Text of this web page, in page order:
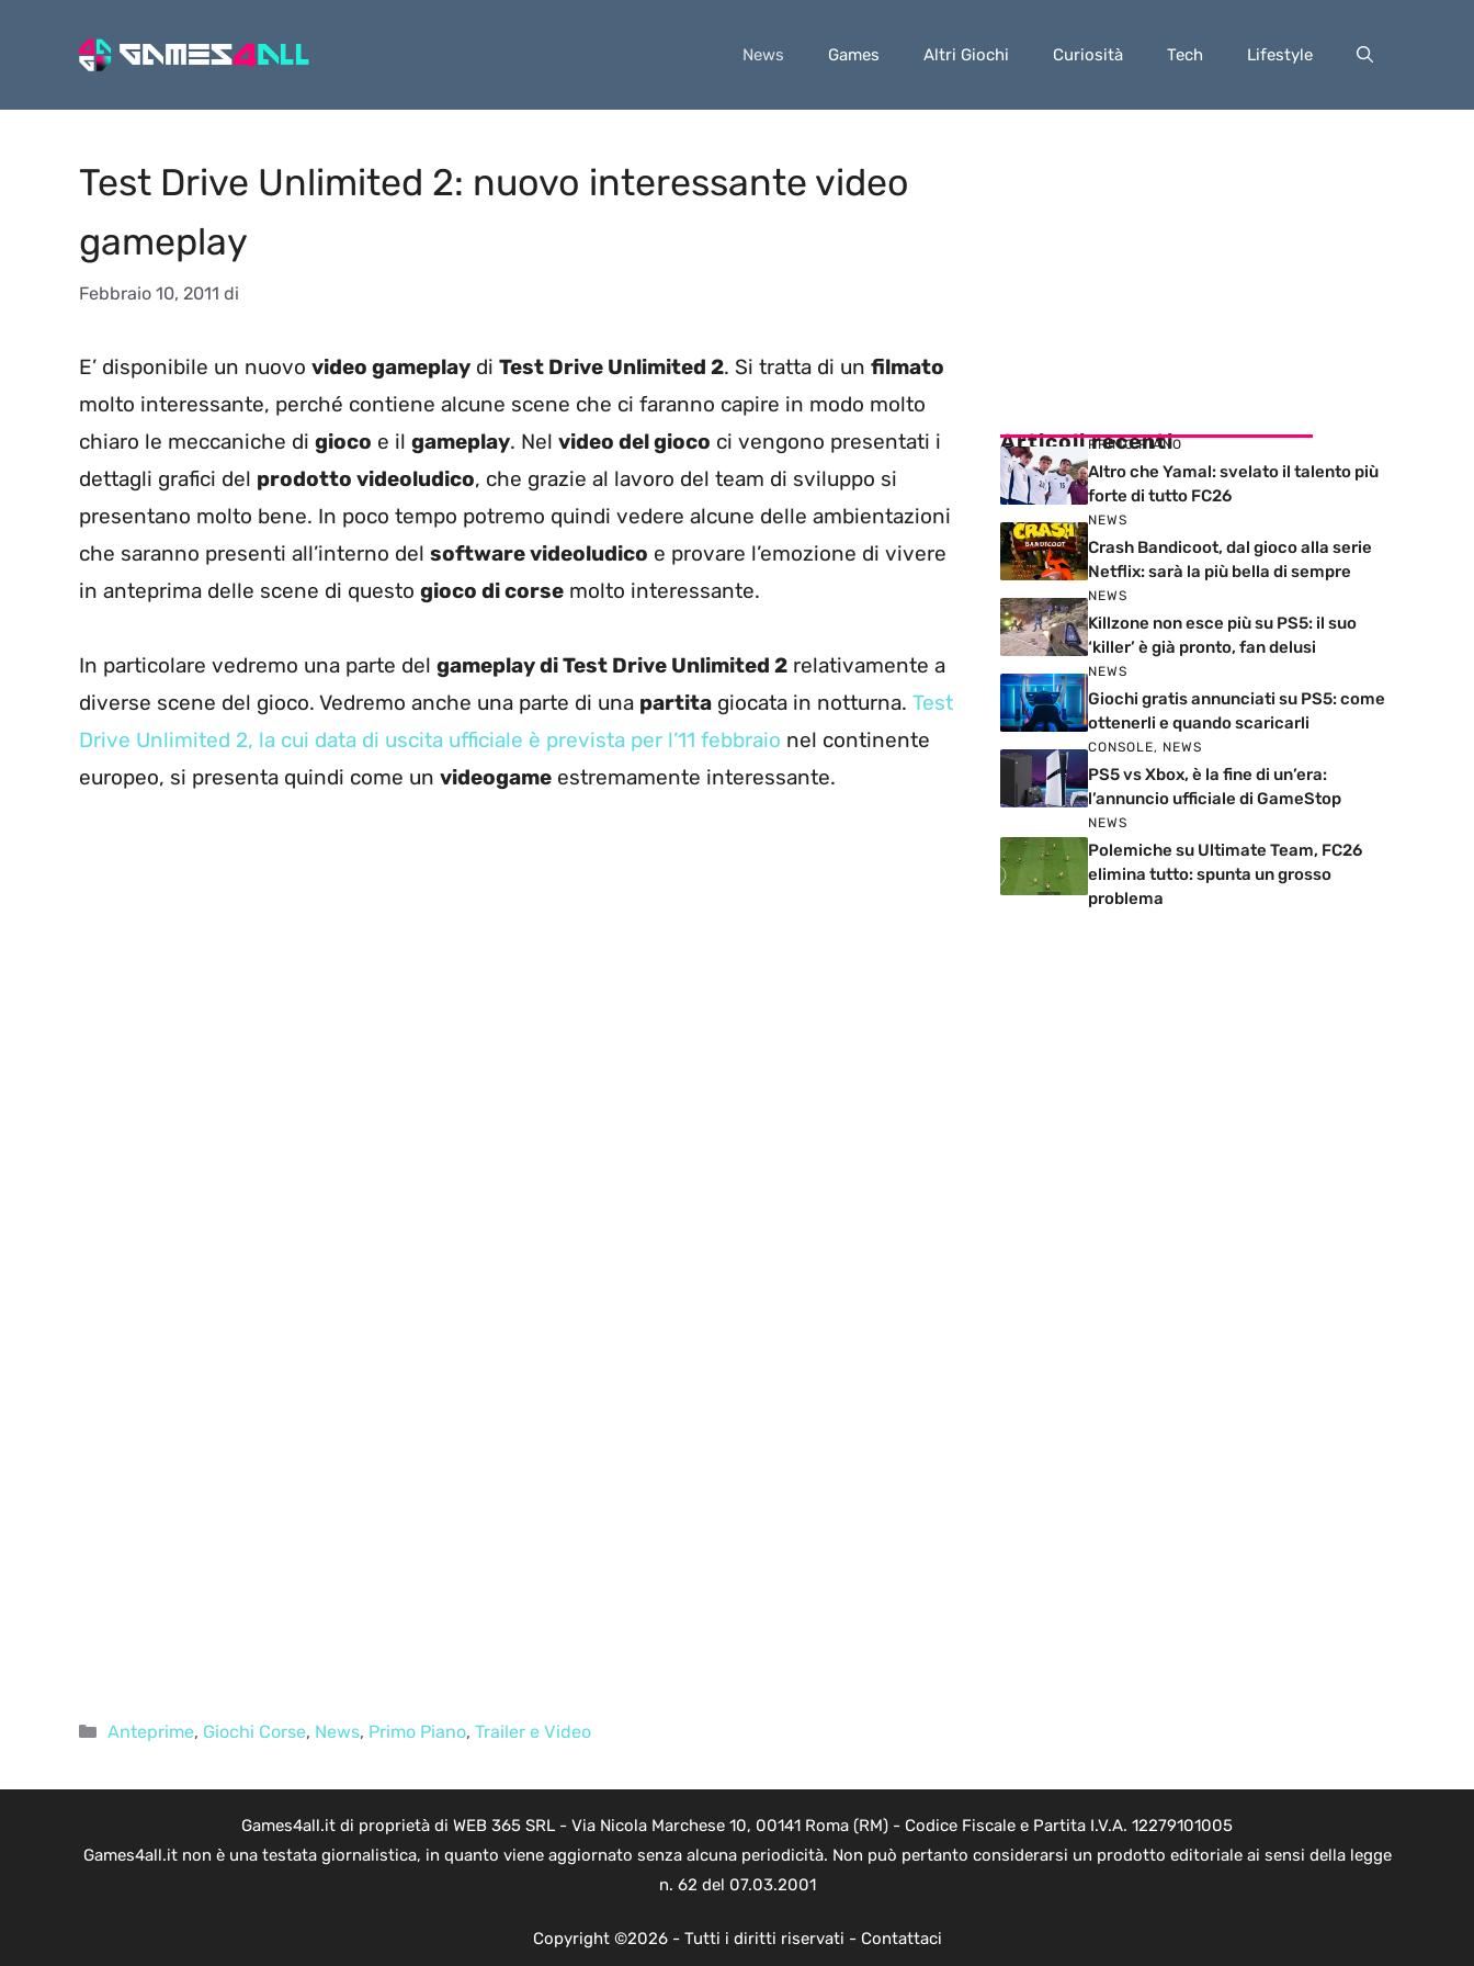
News Games Altri Giochi Curiosità Tech Lifestyle
Test Drive Unlimited 2: nuovo interessante video
gameplay
Febbraio 10, 2011 di
E’ disponibile un nuovo video gameplay di Test Drive Unlimited 2. Si tratta di un filmato
molto interessante, perché contiene alcune scene che ci faranno capire in modo molto
chiaro le meccaniche di gioco e il gameplay. Nel video del gioco ci vengono presentati i
dettagli grafici del prodotto videoludico, che grazie al lavoro del team di sviluppo si
presentano molto bene. In poco tempo potremo quindi vedere alcune delle ambientazioni
che saranno presenti all’interno del software videoludico e provare l’emozione di vivere
in anteprima delle scene di questo gioco di corse molto interessante.
In particolare vedremo una parte del gameplay di Test Drive Unlimited 2 relativamente a
diverse scene del gioco. Vedremo anche una parte di una partita giocata in notturna. Test
Drive Unlimited 2, la cui data di uscita ufficiale è prevista per l’11 febbraio nel continente
europeo, si presenta quindi come un videogame estremamente interessante.
Categorie
Anteprime, Giochi Corse, News, Primo Piano, Trailer e Video
Articoli recenti
PRIMO PIANO
Altro che Yamal: svelato il talento più
forte di tutto FC26
NEWS
Crash Bandicoot, dal gioco alla serie
Netflix: sarà la più bella di sempre
NEWS
Killzone non esce più su PS5: il suo
‘killer’ è già pronto, fan delusi
NEWS
Giochi gratis annunciati su PS5: come
ottenerli e quando scaricarli
CONSOLE, NEWS
PS5 vs Xbox, è la fine di un’era:
l’annuncio ufficiale di GameStop
NEWS
Polemiche su Ultimate Team, FC26
elimina tutto: spunta un grosso
problema
Games4all.it di proprietà di WEB 365 SRL - Via Nicola Marchese 10, 00141 Roma (RM) - Codice Fiscale e Partita I.V.A. 12279101005
Games4all.it non è una testata giornalistica, in quanto viene aggiornato senza alcuna periodicità. Non può pertanto considerarsi un prodotto editoriale ai sensi della legge
n. 62 del 07.03.2001
Copyright ©2026 - Tutti i diritti riservati - Contattaci